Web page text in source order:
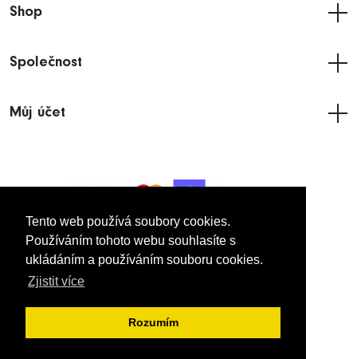
Tento web používá soubory cookies.
Používáním tohoto webu souhlasíte s
ukládáním a používáním souboru cookies.
Zjistit více
Rozumím
Tento web používá soubory cookies.
Používáním tohoto webu souhlasíte s
ukládáním a používáním souboru cookies.
Zjistit více
Rozumím
Shop
Společnost
Můj účet
© 2005
VŠEOBECNÉ OBCHODNÍ PODMÍNKY